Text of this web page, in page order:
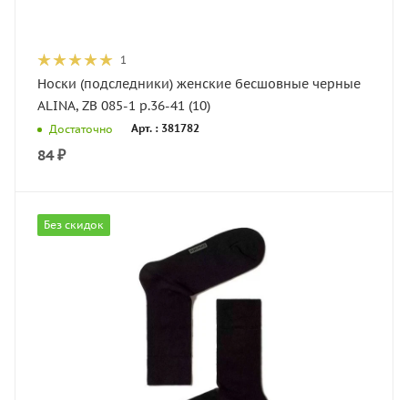
1
Носки (подследники) женские бесшовные черные
ALINA, ZB 085-1 р.36-41 (10)
Достаточно Арт. : 381782
84₽
Без скидок